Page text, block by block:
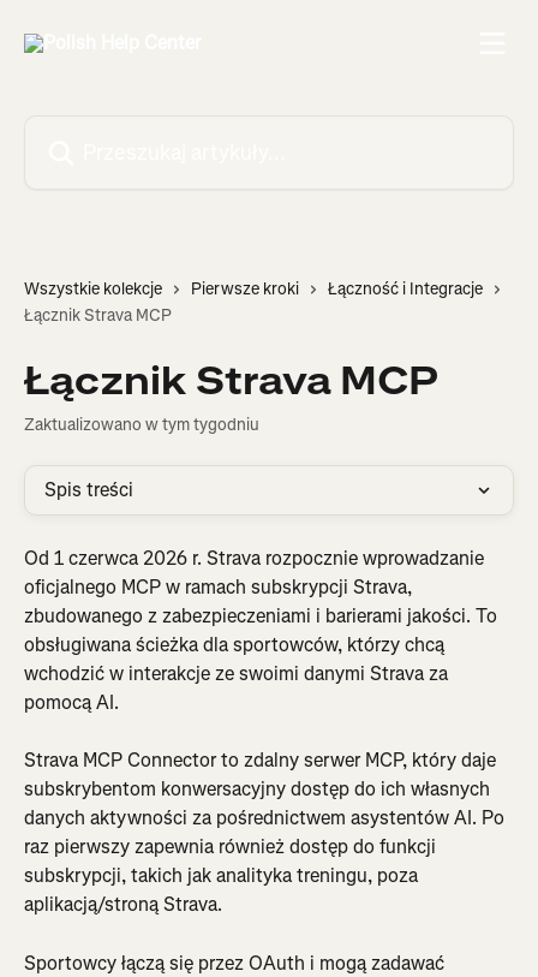
Wszystkie kolekcje Pierwsze kroki
Łączność i Integracje
Łącznik Strava MCP
Łącznik Strava MCP
Zaktualizowano w tym tygodniu
Spis treści
Od 1 czerwca 2026 r. Strava rozpocznie wprowadzanie
oficjalnego MCP w ramach subskrypcji Strava,
zbudowanego z zabezpieczeniami i barierami jakości. To
obsługiwana ścieżka dla sportowców, którzy chcą
wchodzić w interakcje ze swoimi danymi Strava za
pomocą AI.
Strava MCP Connector to zdalny serwer MCP, który daje
subskrybentom konwersacyjny dostęp do ich własnych
danych aktywności za pośrednictwem asystentów AI. Po
raz pierwszy zapewnia również dostęp do funkcji
subskrypcji, takich jak analityka treningu, poza
aplikacją/stroną Strava.
Sportowcy łączą się przez OAuth i mogą zadawać